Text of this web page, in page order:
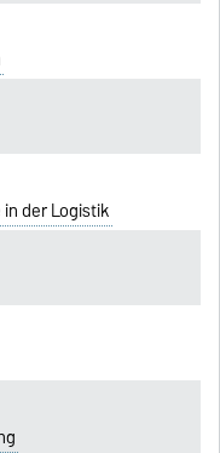
der Logistik